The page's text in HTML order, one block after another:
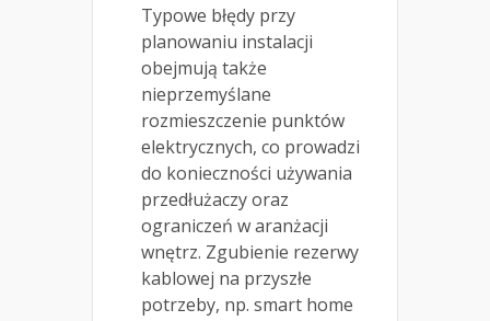
Typowe błędy przy
planowaniu instalacji
obejmują także
nieprzemyślane
rozmieszczenie punktów
elektrycznych, co prowadzi
do konieczności używania
przedłużaczy oraz
ograniczeń w aranżacji
wnętrz. Zgubienie rezerwy
kablowej na przyszłe
potrzeby, np. smart home